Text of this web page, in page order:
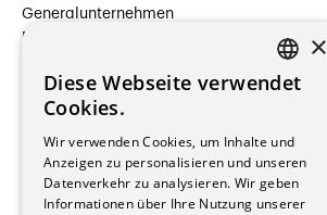
Generalunternehmen
Beauftragte Unternehmen
Hersteller/Lieferanten
Bauherrschaften
Immobilienverwaltungsgesellschaften
Stockwerkeigentum
Reportagen
Wohnungen
FRENCH
×
Diese Webseite verwendet
Cookies.
Wir verwenden Cookies, um Inhalte und
Anzeigen zu personalisieren und unseren
Datenverkehr zu analysieren. Wir geben
Informationen über Ihre Nutzung unserer